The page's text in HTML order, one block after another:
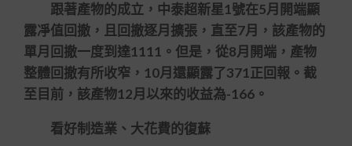
跟著產物的成立，中泰超新星1號在5月開端顯
露凈值回撤，且回撤逐月擴張，直至7月，該產物的
單月回撤一度到達1111。但是，從8月開端，產物
整體回撤有所收窄，10月還顯露了371正回報。截
至目前，該產物12月以來的收益為-166。
看好制造業、大花費的復蘇